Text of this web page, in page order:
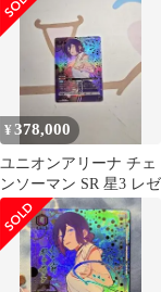
ン 星3
¥378,000
ユニオンアリーナ チェ
ンソーマン SR 星3 レゼ